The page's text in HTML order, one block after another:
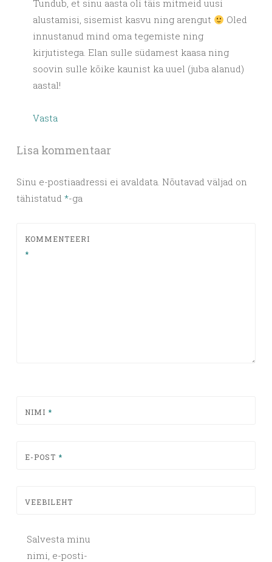
Tundub, et sinu aasta oli täis mitmeid uusi
alustamisi, sisemist kasvu ning arengut
Oled
innustanud mind oma tegemiste ning
kirjutistega. Elan sulle südamest kaasa ning
soovin sulle kõike kaunist ka uuel (juba alanud)
aastal!
Vasta
Lisa kommentaar
Sinu e-postiaadressi ei avaldata. Nõutavad väljad on
tähistatud *-ga
KOMMENTEERI
*
NIMI *
E-POST *
VEEBILEHT
Salvesta minu
nimi, e-posti-